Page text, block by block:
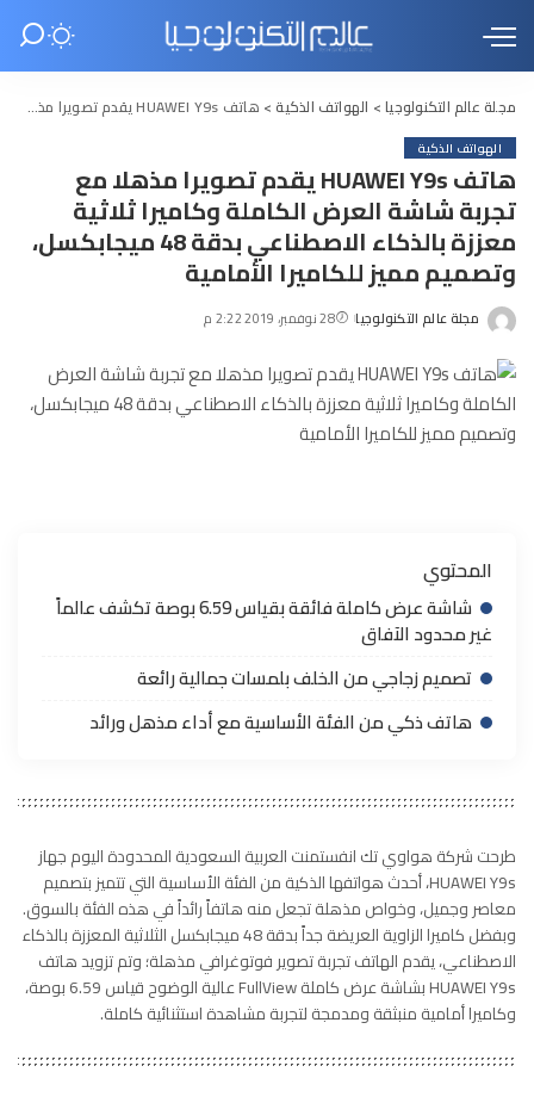
مجلة عالم التكنولوجيا> الهواتف الذكية > هاتف HUAWEI Y9s يقدم تصويرا مذهلا مع تجربة شاشة العرض الكاملة وكاميرا ثلاثية معززة بالذكاء الاصطناعي بدقة 48 ميجابكسل، وتصميم مميز للكاميرا الأمامية
الهواتف الذكية
هاتف HUAWEI Y9s يقدم تصويرا مذهلا مع
تجربة شاشة العرض الكاملة وكاميرا ثلاثية
معززة بالذكاء الاصطناعي بدقة 48 ميجابكسل،
وتصميم مميز للكاميرا الأمامية
Posted
مجلة عالم التكنولوجيا 28 نوفمبر، 2019 2:22 م
المحتوي
شاشة عرض كاملة فائقة بقياس 6.59 بوصة تكشف عالماً
غير محدود الآفاق
تصميم زجاجي من الخلف بلمسات جمالية رائعة
هاتف ذكي من الفئة الأساسية مع أداء مذهل ورائد
طرحت شركة هواوي تك انفستمنت العربية السعودية المحدودة اليوم جهاز
HUAWEI Y9s، أحدث هواتفها الذكية من الفئة الأساسية التي تتميز بتصميم
معاصر وجميل، وخواص مذهلة تجعل منه هاتفاً رائداً في هذه الفئة بالسوق.
وبفضل كاميرا الزاوية العريضة جداً بدقة 48 ميجابكسل الثلاثية المعززة بالذكاء
الاصطناعي، يقدم الهاتف تجربة تصوير فوتوغرافي مذهلة؛ وتم تزويد هاتف
HUAWEI Y9s بشاشة عرض كاملة FullView عالية الوضوح قياس 6.59 بوصة،
وكاميرا أمامية منبثقة ومدمجة لتجربة مشاهدة استثنائية كاملة.